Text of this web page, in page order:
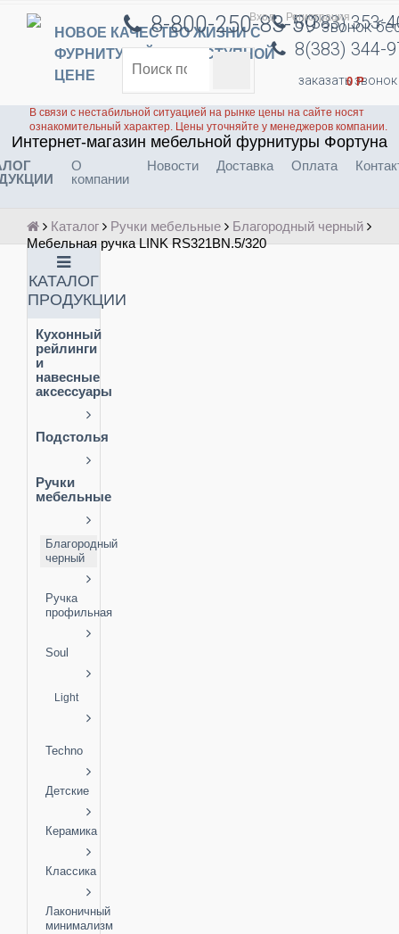
Вход Регистрация
НОВОЕ КАЧЕСТВО ЖИЗНИ С
ФУРНИТУРОЙ ПО ДОСТУПНОЙ
ЦЕНЕ
8-800-250-83-59звонок
8(383) 353-
8(383) 344-
заказать звонок
0Р
В связи с нестабильной ситуацией на рынке цены на сайте носят
ознакомительный характер. Цены уточняйте у менеджеров компании.
Интернет-магазин мебельной фурнитуры Фортуна
О
компании
Новости Доставка Оплата
Каталог Ручки мебельные
Благородный черный
Мебельная ручка LINK RS321BN.5/320
КАТАЛОГ
ПРОДУКЦИИ
Кухонный
рейлинги
и
навесные
аксессуары
Подстолья
Ручки
мебельные
Благородный
черный
Ручка
профильная
Soul
Light
Techno
Детские
Керамика
Классика
Лаконичный
минимализм